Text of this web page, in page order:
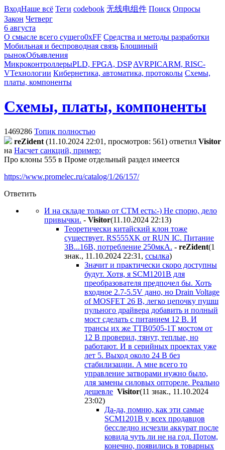
ВходНаше всё Теги codebook 无线电组件 Поиск Опросы
Закон Четверг
6 августа
О смысле всего сущего0xFF Средства и методы разработки
Мобильная и беспроводная связь Блошиный
рынокОбъявления
МикроконтроллерыPLD, FPGA, DSP AVRPICARM, RISC-
VТехнологии Кибернетика, автоматика, протоколы Схемы,
платы, компоненты
Схемы, платы, компоненты
1469286 Топик полностью
reZident (11.10.2024 22:01, просмотров: 561) ответил Visitor
на Насчет санкций, пример:
Про клоны 555 в Проме отдельный раздел имеется
https://www.promelec.ru/catalog/1/26/157/
Ответить
И на складе только от СТМ есть:-) Не спорю, дело
привычки. - Visitor(11.10.2024 22:13)
Теоретически китайский клон тоже
существует. RS555XK от RUN IC. Питание
3В...16В, потребление 250мкА. - reZident(1
знак., 11.10.2024 22:31 , ссылка)
Значит и практически скоро доступны
будут. Хотя, я SCM1201B для
преобразователя предпочел бы. Хоть
входное 2.7-5.5V дано, но Drain Voltage
of MOSFET 26 В, легко цепочку пушш
пульного драйвера добавить и полный
мост сделать с питанием 12 В. И
трансы их же TTB0505-1T мостом от
12 В проверил, тянут, теплые, но
работают. И в серийных проектах уже
лет 5. Выход около 24 В без
стабилизации. А мне всего то
управление затворами нужно было,
для замены силовых оптореле. Реально
дешевле Visitor(11 знак., 11.10.2024
23:02)
Да-да, помню, как эти самые
SCM1201B у всех продавцов
бесследно исчезли аккурат после
ковида чуть ли не на год. Потом,
конечно, появились в товарных